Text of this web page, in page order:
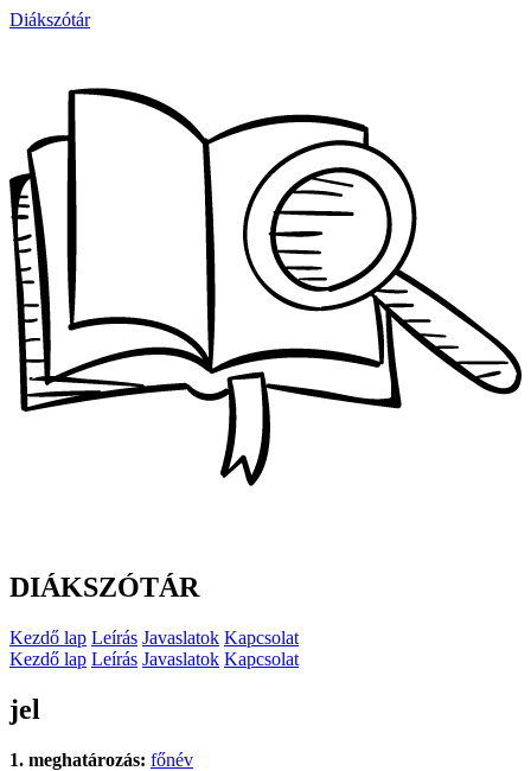
Diákszótár
DIÁKSZÓTÁR
Kezdő lap Leírás Javaslatok Kapcsolat
Kezdő lap Leírás Javaslatok Kapcsolat
jel
1. meghatározás: főnév